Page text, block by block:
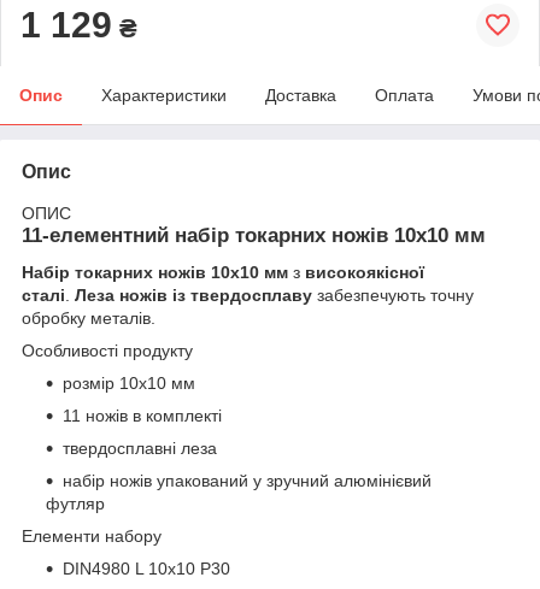
1 129 ₴
Опис Характеристики Доставка Оплата Умови
Опис
ОПИС
11-елементний набір токарних ножів 10x10 мм
Набір токарних ножів 10x10 мм з високоякісної
сталі Леза ножів із твердосплаву забезпечують точну
обробку металів.
Особливості продукту
розмір 10x10 мм
11 ножів в комплекті
твердосплавні леза
набір ножів упакований у зручний алюмінієвий
футляр
Елементи набору
DIN4980 L 10x10 P30